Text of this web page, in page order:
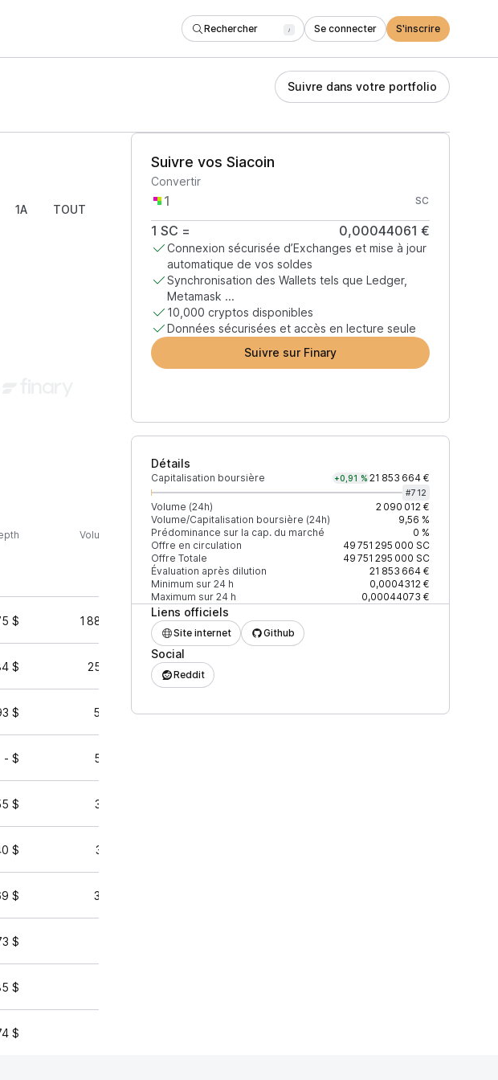
Rechercher / Se connecter S'inscrire
Suivre dans votre portfolio
1A TOUT
Suivre vos Siacoin
Convertir
SC
1 SC = 0,00044061 €
Connexion sécurisée d’Exchanges et mise à jour
automatique de vos soldes
Synchronisation des Wallets tels que Ledger,
Metamask ...
10,000 cryptos disponibles
Données sécurisées et accès en lecture seule
Suivre sur Finary
Détails
Capitalisation boursière +0,91 % 21 853 664 €
#712
Volume (24h)
2 090 012 €
Volume/Capitalisation boursière (24h)
9,56 %
Prédominance sur la cap. du marché
0 %
Offre en circulation
49 751 295 000 SC
Offre Totale
49 751 295 000 SC
Évaluation après dilution
21 853 664 €
Minimum sur 24 h
0,0004312 €
Maximum sur 24 h
0,00044073 €
Liens officiels
Site internet Github
Social
Reddit
Volume (24h) % du volume Confiance Mis à jour
$ 1 885 583 $ 78,04 % ÉLEVÉE
$ 255 390 $ 10,57 %
$ 57 467 $ 2,38 % ÉLEVÉE Récemment
- $ 54 474 $
$ 37 258 $
$ 36 156 $
$ 34 669 $
$
$
$